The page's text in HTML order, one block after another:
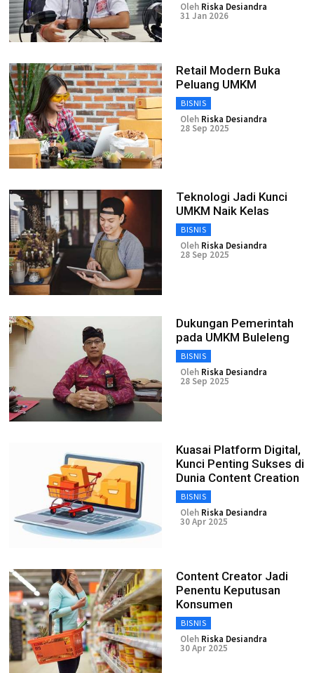
Oleh Riska Desiandra
31 Jan 2026
Retail Modern Buka
Peluang UMKM
BISNIS
Oleh Riska Desiandra
28 Sep 2025
Teknologi Jadi Kunci
UMKM Naik Kelas
BISNIS
Oleh Riska Desiandra
28 Sep 2025
Dukungan Pemerintah
pada UMKM Buleleng
BISNIS
Oleh Riska Desiandra
28 Sep 2025
Kuasai Platform Digital,
Kunci Penting Sukses di
Dunia Content Creation
BISNIS
Oleh Riska Desiandra
30 Apr 2025
Content Creator Jadi
Penentu Keputusan
Konsumen
BISNIS
Oleh Riska Desiandra
30 Apr 2025